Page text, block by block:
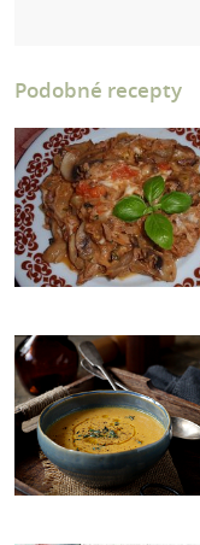
Podobné recepty